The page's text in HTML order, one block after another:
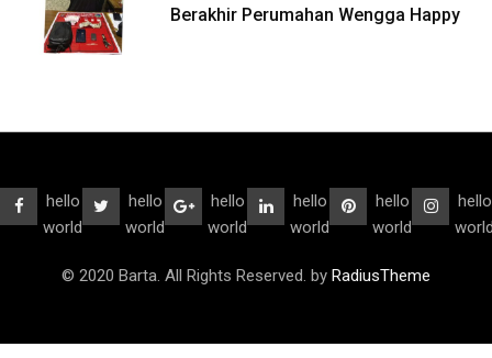
Berakhir Perumahan Wengga Happy
hello
world
hello
world
hello
world
hello
world
hello
world
hello
© 2020 Barta. All Rights Reserved. by RadiusTheme